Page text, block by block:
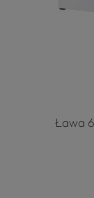
Ława